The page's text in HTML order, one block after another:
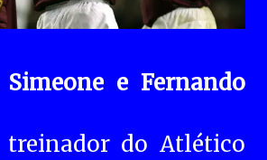
e Fernando
treinador do Atlético